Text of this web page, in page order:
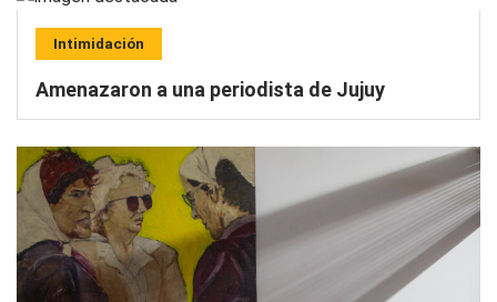
Intimidación
Amenazaron a una periodista de Jujuy